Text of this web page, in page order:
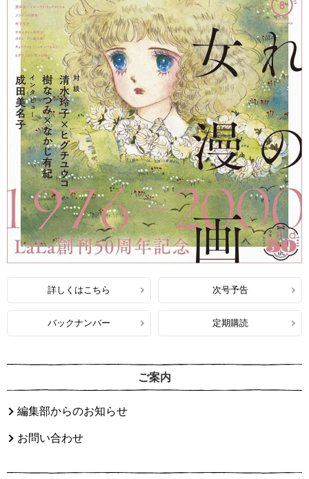
詳しくはこちら 次号予告
バックナンバー 定期購読
ご案内
編集部からのお知らせ
お問い合わせ